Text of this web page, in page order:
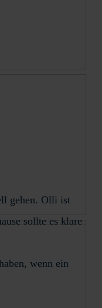
gehen. Olli ist
sollte es klare
wenn ein